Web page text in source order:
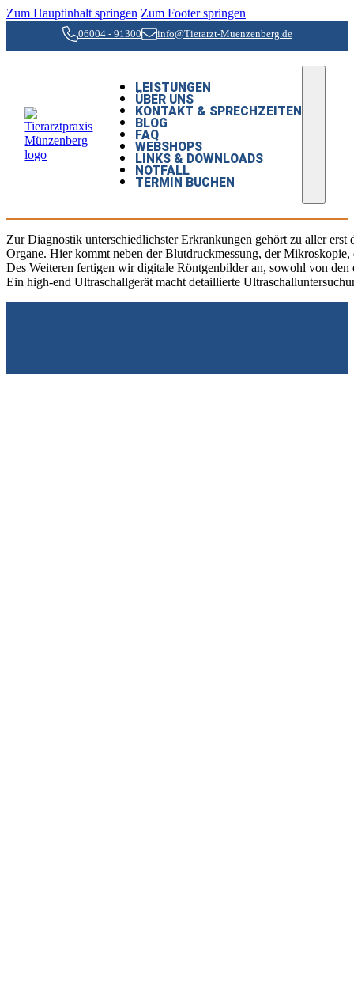
Zum Hauptinhalt springen Zum Footer springen
06004 - 91300 info@Tierarzt-Muenzenberg.de
LEISTUNGEN
ÜBER UNS
KONTAKT & SPRECHZEITEN
BLOG
FAQ
WEBSHOPS
LINKS & DOWNLOADS
NOTFALL
TERMIN BUCHEN
Zur Diagnostik unterschiedlichster Erkrankungen gehört zu aller
Organe. Hier kommt neben der Blutdruckmessung, der
Des Weiteren fertigen wir digitale Röntgenbilder an, sowohl von
Ein high-end Ultraschallgerät macht detaillierte